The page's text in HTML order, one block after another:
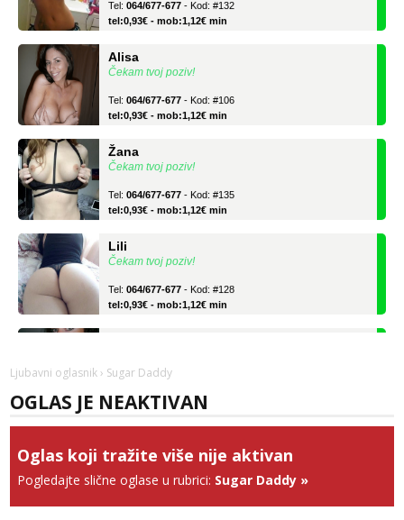
tel:0,93€ - mob:1,12€ min
Čekam tvoj poziv!
tel:0,93€ - mob:1,12€ min
Čekam tvoj poziv!
tel:0,93€ - mob:1,12€ min
Čekam tvoj poziv!
tel:0,93€ - mob:1,12€ min
Tel:064/677-677
Tel:064/677-677- Kod: #142
tel:0,93€ - mob:1,12€ min
Ljubavni oglasnik › Sugar Daddy
OGLAS JE NEAKTIVAN
Oglas koji tražite više nije aktivan
Pogledajte slične oglase u rubrici: Sugar Daddy »